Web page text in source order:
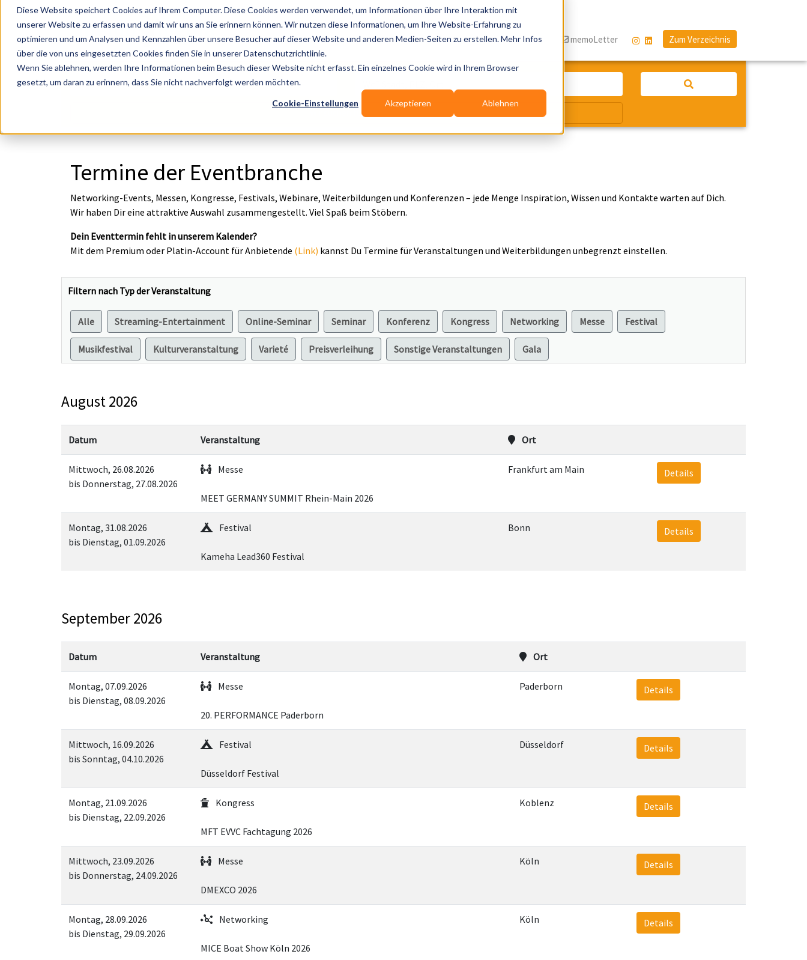
Diese Website speichert Cookies auf Ihrem Computer. Diese Cookies werden verwendet, um Informationen über Ihre Interaktion mit
unserer Website zu erfassen und damit wir uns an Sie erinnern können. Wir nutzen diese Informationen, um Ihre Website-Erfahrung zu
optimieren und um Analysen und Kennzahlen über unsere Besucher auf dieser Website und anderen Medien-Seiten zu erstellen. Mehr Infos
über die von uns eingesetzten Cookies finden Sie in unserer Datenschutzrichtlinie.
Wenn Sie ablehnen, werden Ihre Informationen beim Besuch dieser Website nicht erfasst. Ein einzelnes Cookie wird in Ihrem Browser
gesetzt, um daran zu erinnern, dass Sie nicht nachverfolgt werden möchten.
Cookie-Einstellungen Akzeptieren Ablehnen
Termine der Eventbranche
Networking-Events, Messen, Kongresse, Festivals, Webinare, Weiterbildungen und Konferenzen – jede Menge Inspiration, Wissen und Kontakte warten auf Dich.
Wir haben Dir eine attraktive Auswahl zusammengestellt. Viel Spaß beim Stöbern.
Dein Eventtermin fehlt in unserem Kalender?
Mit dem Premium oder Platin-Account für Anbietende (Link) kannst Du Termine für Veranstaltungen und Weiterbildungen unbegrenzt einstellen.
Filtern nach Typ der Veranstaltung
Alle Streaming-Entertainment Online-Seminar Seminar Konferenz Kongress Networking Messe Festival
Musikfestival Kulturveranstaltung Varieté Preisverleihung Sonstige Veranstaltungen Gala
August 2026
Datum Veranstaltung Ort
Mittwoch, 26.08.2026
bis Donnerstag, 27.08.2026
Messe
MEET GERMANY SUMMIT Rhein-Main 2026
Frankfurt am Main Details
Montag, 31.08.2026
bis Dienstag, 01.09.2026
Festival
Kameha Lead360 Festival
Bonn Details
September 2026
Datum Veranstaltung Ort
Montag, 07.09.2026
bis Dienstag, 08.09.2026
Messe
20. PERFORMANCE Paderborn
Paderborn Details
Mittwoch, 16.09.2026
bis Sonntag, 04.10.2026
Festival
Düsseldorf Festival
Düsseldorf Details
Montag, 21.09.2026
bis Dienstag, 22.09.2026
Kongress
MFT EVVC Fachtagung 2026
Koblenz Details
Mittwoch, 23.09.2026
bis Donnerstag, 24.09.2026
Messe
DMEXCO 2026
Köln Details
Montag, 28.09.2026
bis Dienstag, 29.09.2026
Networking
MICE Boat Show Köln 2026
Köln Details
Publikationen Branchen-Infos Services Blog memoLetter Zum Verzeichnis
Künstler, Zelte, Bands, Catering, ...
Wir suchen für Dich